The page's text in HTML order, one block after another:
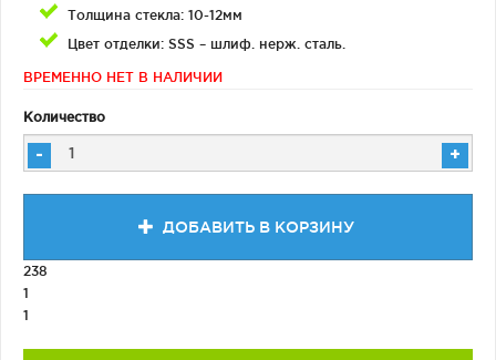
Толщина стекла: 10-12мм
Цвет отделки: SSS – шлиф. нерж. сталь.
ВРЕМЕННО НЕТ В НАЛИЧИИ
Количество
- +
ДОБАВИТЬ В КОРЗИНУ
238
1
1